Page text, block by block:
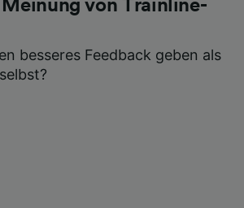
Meinung von Trainline-
besseres Feedback geben als